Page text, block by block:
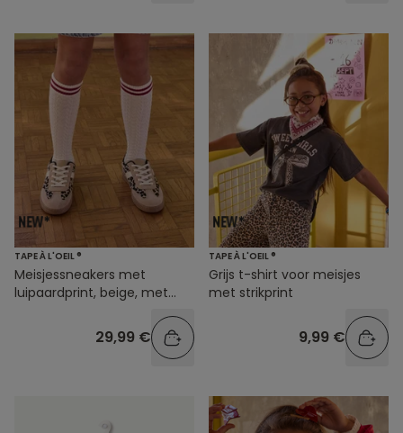
TAPE À L'OEIL ®
Meisjessneakers met
luipaardprint, beige, met
29,99 €
TAPE À L'OEIL ®
Grijs t-shirt voor meisjes
met strikprint
9,99 €